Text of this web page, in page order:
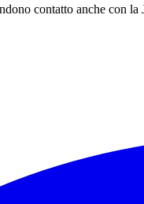
contatto anche con la